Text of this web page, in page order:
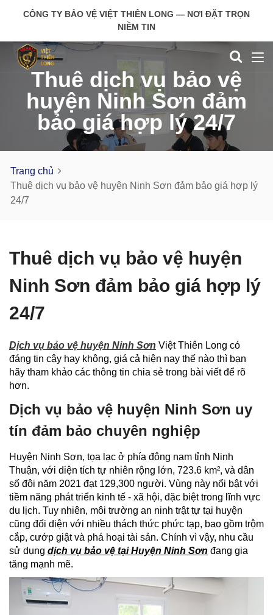
CÔNG TY BẢO VỆ VIỆT THIÊN LONG — NƠI ĐẶT TRỌN
NIỀM TIN
Thuê dịch vụ bảo vệ
huyện Ninh Sơn đảm
bảo giá hợp lý 24/7
Trang chủ
Thuê dịch vụ bảo vệ huyện Ninh Sơn đảm bảo giá hợp lý
24/7
Thuê dịch vụ bảo vệ huyện
Ninh Sơn đảm bảo giá hợp lý
24/7
Dịch vụ bảo vệ huyện Ninh Sơn Việt Thiên Long có
đáng tin cậy hay không, giá cả hiện nay thế nào thì bạn
hãy tham khảo các thông tin chia sẻ trong bài viết để rõ
hơn.
Dịch vụ bảo vệ huyện Ninh Sơn uy
tín đảm bảo chuyên nghiệp
Huyện Ninh Sơn, tọa lạc ở phía đông nam tỉnh Ninh
Thuận, với diện tích tự nhiên rộng lớn, 723.6 km², và dân
số đôi năm 2021 đạt 129,300 người. Vùng này nổi bật với
tiềm năng phát triển kinh tế - xã hội, đặc biệt trong lĩnh vực
du lịch. Tuy nhiên, môi trường an ninh trật tự tại huyện
cũng đối diện với nhiều thách thức phức tạp, bao gồm trộm
cắp, cướp giật và phá hoại tài sản. Chính vì vậy, nhu cầu
sử dụng dịch vụ bảo vệ tại Huyện Ninh Sơn đang gia
tăng mạnh mẽ.